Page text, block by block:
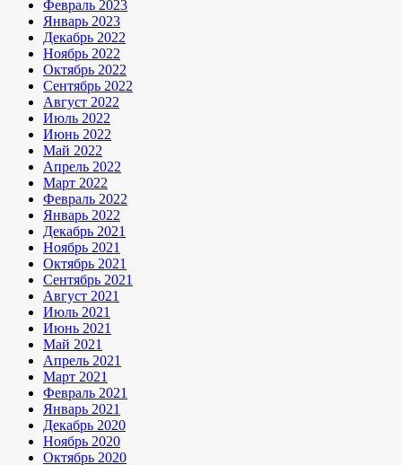
Февраль 2023
Январь 2023
Декабрь 2022
Ноябрь 2022
Октябрь 2022
Сентябрь 2022
Август 2022
Июль 2022
Июнь 2022
Май 2022
Апрель 2022
Март 2022
Февраль 2022
Январь 2022
Декабрь 2021
Ноябрь 2021
Октябрь 2021
Сентябрь 2021
Август 2021
Июль 2021
Июнь 2021
Май 2021
Апрель 2021
Март 2021
Февраль 2021
Январь 2021
Декабрь 2020
Ноябрь 2020
Октябрь 2020